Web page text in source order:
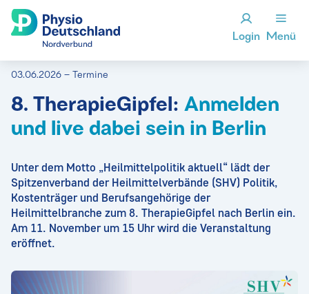
Login Menü
03.06.2026 – Termine
8. TherapieGipfel: Anmelden
und live dabei sein in Berlin
Unter dem Motto „Heilmittelpolitik aktuell“ lädt der
Spitzenverband der Heilmittelverbände (SHV) Politik,
Kostenträger und Berufsangehörige der
Heilmittelbranche zum 8. TherapieGipfel nach Berlin ein.
Am 11. November um 15 Uhr wird die Veranstaltung
eröffnet.